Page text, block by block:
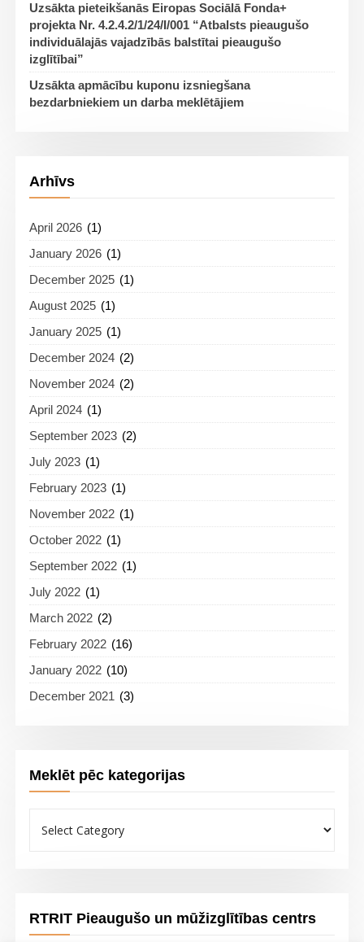
Uzsākta pieteikšanās Eiropas Sociālā Fonda+
projekta Nr. 4.2.4.2/1/24/I/001 “Atbalsts pieaugušo
individuālajās vajadzībās balstītai pieaugušo
izglītībai”
Uzsākta apmācību kuponu izsniegšana
bezdarbniekiem un darba meklētājiem
Arhīvs
April 2026 (1)
January 2026 (1)
December 2025 (1)
August 2025 (1)
January 2025 (1)
December 2024 (2)
November 2024 (2)
April 2024 (1)
September 2023 (2)
July 2023 (1)
February 2023 (1)
November 2022 (1)
October 2022 (1)
September 2022 (1)
July 2022 (1)
March 2022 (2)
February 2022 (16)
January 2022 (10)
December 2021 (3)
Meklēt pēc kategorijas
pēc
RTRIT Pieaugušo un mūžizglītības centrs